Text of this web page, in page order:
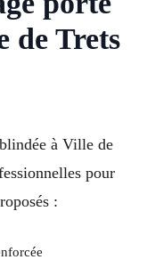
de Trets
à Ville de
pour
: